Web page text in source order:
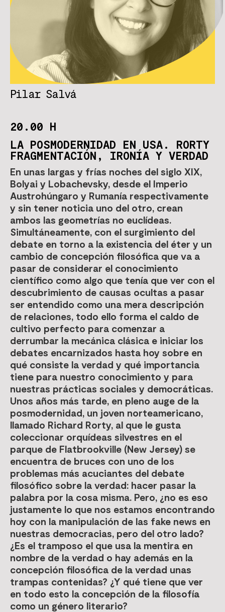
Pilar Salvá
20.00 H
LA POSMODERNIDAD EN USA. RORTY
FRAGMENTACIÓN, IRONÍA Y VERDAD
En unas largas y frías noches del siglo XIX,
Bolyai y Lobachevsky, desde el Imperio
Austrohúngaro y Rumanía respectivamente
y sin tener noticia uno del otro, crean
ambos las geometrías no euclídeas.
Simultáneamente, con el surgimiento del
debate en torno a la existencia del éter y un
cambio de concepción filosófica que va a
pasar de considerar el conocimiento
científico como algo que tenía que ver con el
descubrimiento de causas ocultas a pasar
ser entendido como una mera descripción
de relaciones, todo ello forma el caldo de
cultivo perfecto para comenzar a
derrumbar la mecánica clásica e iniciar los
debates encarnizados hasta hoy sobre en
qué consiste la verdad y qué importancia
tiene para nuestro conocimiento y para
nuestras prácticas sociales y democráticas.
Unos años más tarde, en pleno auge de la
posmodernidad, un joven norteamericano,
llamado Richard Rorty, al que le gusta
coleccionar orquídeas silvestres en el
parque de Flatbrookville (New Jersey) se
encuentra de bruces con uno de los
problemas más acuciantes del debate
filosófico sobre la verdad: hacer pasar la
palabra por la cosa misma. Pero, ¿no es eso
justamente lo que nos estamos encontrando
hoy con la manipulación de las fake news en
nuestras democracias, pero del otro lado?
¿Es el tramposo el que usa la mentira en
nombre de la verdad o hay además en la
concepción filosófica de la verdad unas
trampas contenidas? ¿Y qué tiene que ver
en todo esto la concepción de la filosofía
como un género literario?